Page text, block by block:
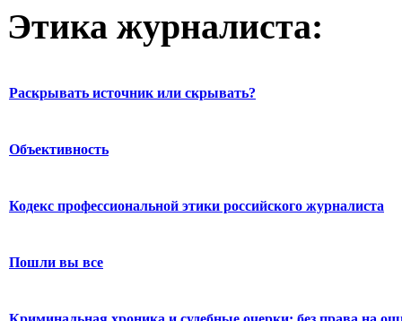
Этика журналиста:
Раскрывать источник или скрывать?
Объективность
Кодекс профессиональной этики российского журналиста
Пошли вы все